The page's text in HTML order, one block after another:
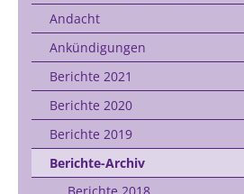
Andacht
Ankündigungen
Berichte 2021
Berichte 2020
Berichte 2019
Berichte-Archiv
Berichte 2018